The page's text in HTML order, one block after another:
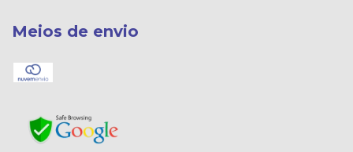
Meios de envio